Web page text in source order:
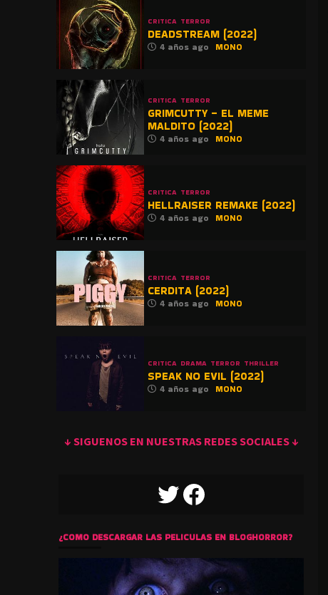
CRITICA TERROR
DEADSTREAM (2022)
4 años ago MONO
CRITICA TERROR
GRIMCUTTY – EL MEME
MALDITO (2022)
4 años ago MONO
CRITICA TERROR
HELLRAISER REMAKE (2022)
4 años ago MONO
CRITICA TERROR
CERDITA (2022)
4 años ago MONO
CRITICA DRAMA TERROR THRILLER
SPEAK NO EVIL (2022)
4 años ago MONO
↓ SIGUENOS EN NUESTRAS REDES SOCIALES ↓
TWITTERFACEBOOK
¿COMO DESCARGAR LAS PELICULAS EN BLOGHORROR?